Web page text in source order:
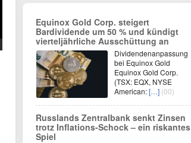
Equinox Gold Corp. steigert
Bardividende um 50 % und kündigt
vierteljährliche Ausschüttung an
Dividendenanpassung
bei Equinox Gold
Equinox Gold Corp.
(TSX: EQX, NYSE
American:[…] (00)
Russlands Zentralbank senkt Zinsen
trotz Inflations-Schock – ein riskantes
Spiel